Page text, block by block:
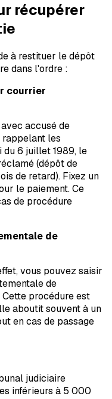
récupérer
à restituer le dépôt
dans l'ordre :
courrier
accusé de
les
6 juillet 1989, le
(dépôt de
de retard). Fixez un
le paiement. Ce
de procédure
de
vous pouvez saisir
de
procédure est
aboutit souvent à un
en cas de passage
judiciaire
inférieurs à 5 000